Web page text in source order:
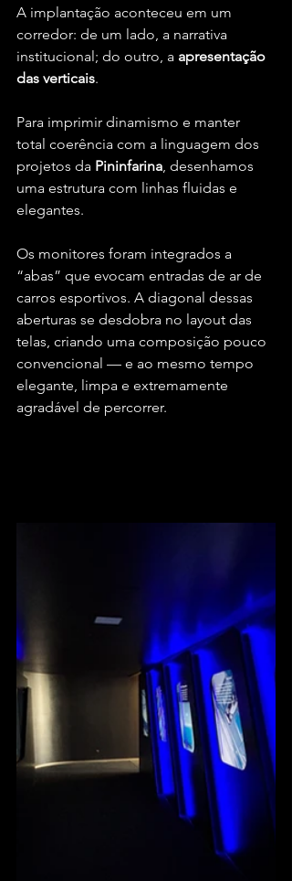
A implantação aconteceu em um
corredor: de um lado, a narrativa
institucional; do outro, a apresentação
das verticais.
Para imprimir dinamismo e manter
total coerência com a linguagem dos
projetos da Pininfarina, desenhamos
uma estrutura com linhas fluidas e
elegantes.
Os monitores foram integrados a
“abas” que evocam entradas de ar de
carros esportivos. A diagonal dessas
aberturas se desdobra no layout das
telas, criando uma composição pouco
convencional — e ao mesmo tempo
elegante, limpa e extremamente
agradável de percorrer.